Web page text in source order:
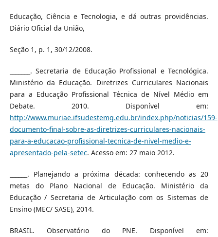
Educação, Ciência e Tecnologia, e dá outras providências.
Diário Oficial da União,
Seção 1, p. 1, 30/12/2008.
_______. Secretaria de Educação Profissional e Tecnológica.
Ministério da Educação. Diretrizes Curriculares Nacionais
para a Educação Profissional Técnica de Nível Médio em
Debate. 2010. Disponível em:
http://www.muriae.ifsudestemg.edu.br/index.php/noticias/159-
documento-final-sobre-as-diretrizes-curriculares-nacionais-
para-a-educacao-profissional-tecnica-de-nivel-medio-e-
apresentado-pela-setec. Acesso em: 27 maio 2012.
______. Planejando a próxima década: conhecendo as 20
metas do Plano Nacional de Educação. Ministério da
Educação / Secretaria de Articulação com os Sistemas de
Ensino (MEC/ SASE), 2014.
BRASIL. Observatório do PNE. Disponível em: